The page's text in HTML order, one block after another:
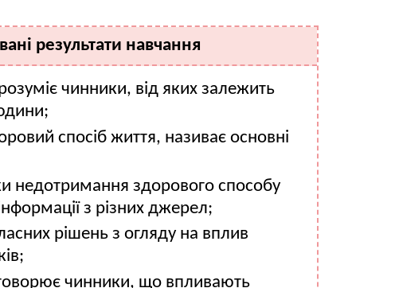
результати навчання
чинники, від яких залежить
спосіб життя, називає основні
недотримання здорового способу
з різних джерел;
рішень з огляду на вплив
чинники, що впливають